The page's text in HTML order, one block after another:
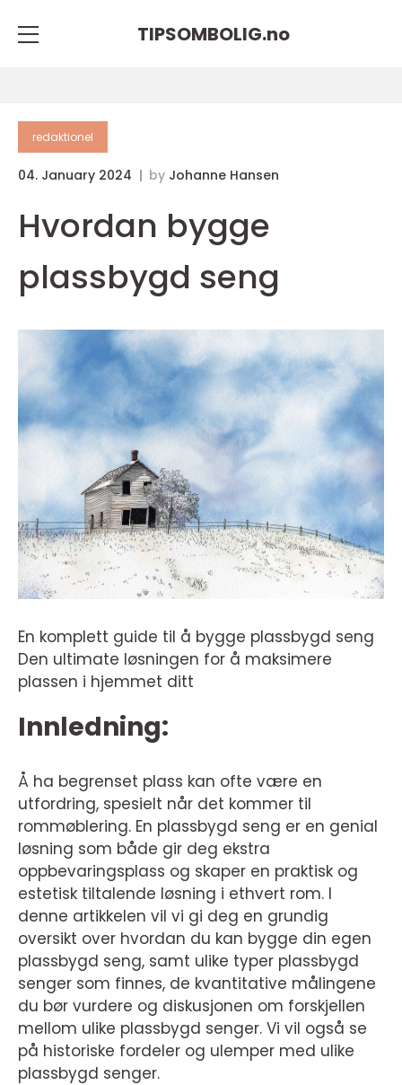
TIPSOMBOLIG.no
redaktionel
04. January 2024 by Johanne Hansen
Hvordan bygge
plassbygd seng
En komplett guide til å bygge plassbygd seng
Den ultimate løsningen for å maksimere
plassen i hjemmet ditt
Innledning:
Å ha begrenset plass kan ofte være en
utfordring, spesielt når det kommer til
rommøblering. En plassbygd seng er en genial
løsning som både gir deg ekstra
oppbevaringsplass og skaper en praktisk og
estetisk tiltalende løsning i ethvert rom. I
denne artikkelen vil vi gi deg en grundig
oversikt over hvordan du kan bygge din egen
plassbygd seng, samt ulike typer plassbygd
senger som finnes, de kvantitative målingene
du bør vurdere og diskusjonen om forskjellen
mellom ulike plassbygd senger. Vi vil også se
på historiske fordeler og ulemper med ulike
plassbygd senger.